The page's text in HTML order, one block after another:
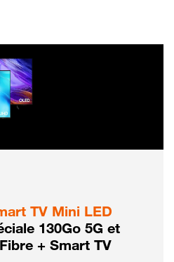
TV Mini LED
130Go 5G et
+ Smart TV